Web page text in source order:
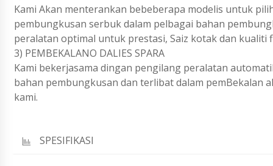
Kami Akan menterankan bebeberapa modelis untuk
pembungkusan serbuk dalam pelbagai bahan
peralatan optimal untuk prestasi, Saiz kotak dan kualiti
3) PEMBEKALANO DALIES SPARA
Kami bekerjasama dingan pengilang peralatan
bahan pembungkusan dan terlibat dalam pemBekalan
kami.
SPESIFIKASI